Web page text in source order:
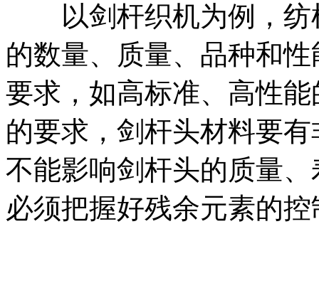
以剑杆织机为例，纺
的数量、质量、品种和
要求，如高标准、高性
的要求，剑杆头材料要
不能影响剑杆头的质量
必须把握好残余元素的控